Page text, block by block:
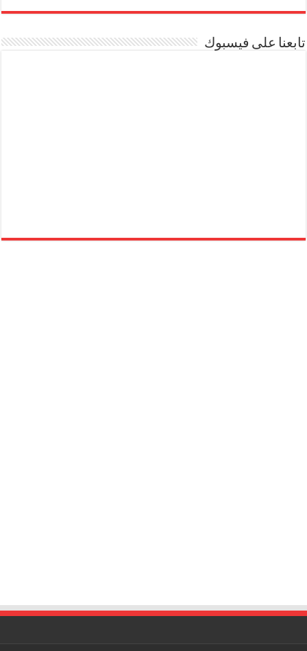
تابعنا على فيسبوك